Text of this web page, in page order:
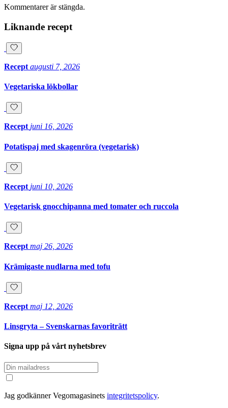
Kommentarer är stängda.
Liknande recept
Recept augusti 7, 2026
Vegetariska lökbollar
Recept juni 16, 2026
Potatispaj med skagenröra (vegetarisk)
Recept juni 10, 2026
Vegetarisk gnocchipanna med tomater och ruccola
Recept maj 26, 2026
Krämigaste nudlarna med tofu
Recept maj 12, 2026
Linsgryta – Svenskarnas favoriträtt
Signa upp på vårt nyhetsbrev
Jag godkänner Vegomagasinets integritetspolicy.